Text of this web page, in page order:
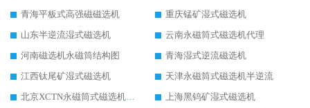
青海平板式高强磁磁选机
重庆锰矿湿式磁选机
山东半逆流湿式磁选机
云南永磁筒式磁选机代理
河南磁选机永磁筒结构图
青海湿式逆流磁选机
江西钛尾矿湿式磁选机
天津永磁筒式磁选机半逆流
北京XCTN永磁筒式磁选机磁块位置
上海黑钨矿湿式磁选机